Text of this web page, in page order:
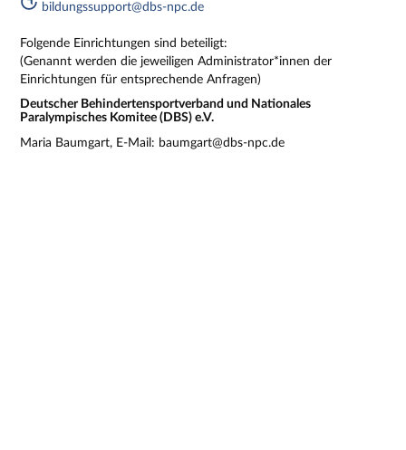
bildungssupport@dbs-npc.de
Folgende Einrichtungen sind beteiligt:
(Genannt werden die jeweiligen Administrator*innen der
Einrichtungen für entsprechende Anfragen)
Deutscher Behindertensportverband und Nationales
Paralympisches Komitee (DBS) e.V.
Maria Baumgart, E-Mail: baumgart@dbs-npc.de